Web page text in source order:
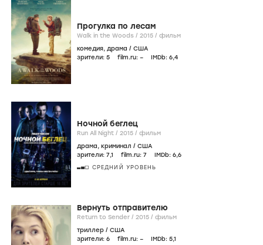
Прогулка по лесам
Walk in the Woods / 2015 / фильм
комедия, драма / США
зрители: 5 film.ru: – IMDb: 6,4
Ночной беглец
Run All Night / 2015 / фильм
драма, криминал / США
зрители: 7,1 film.ru: 7 IMDb: 6,6
СРЕДНИЙ УРОВЕНЬ
Вернуть отправителю
Return to Sender / 2015 / фильм
триллер / США
зрители: 6 film.ru: – IMDb: 5,1